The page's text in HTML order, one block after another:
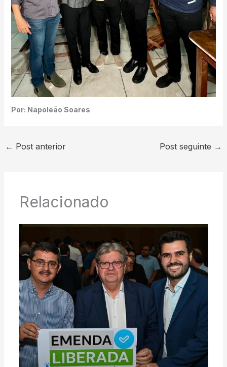
Por: Napoleão Soares
← Post anterior Post seguinte →
Relacionado